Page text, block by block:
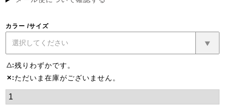
カラー サイズ
△ 残りわずかです。
✕ ただいま在庫がございません。